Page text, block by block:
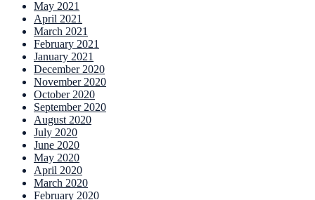
May 2021
April 2021
March 2021
February 2021
January 2021
December 2020
November 2020
October 2020
September 2020
August 2020
July 2020
June 2020
May 2020
April 2020
March 2020
February 2020